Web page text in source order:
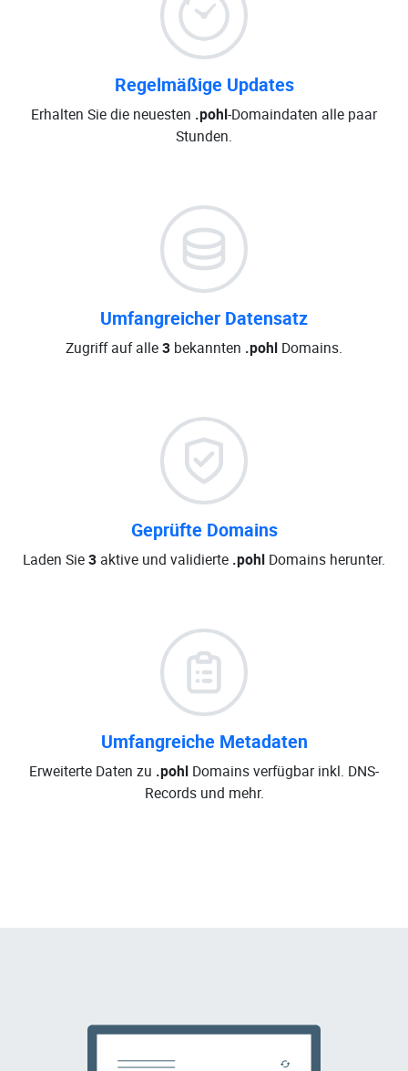
Regelmäßige Updates
Erhalten Sie die neuesten .pohl-Domaindaten alle paar
Stunden.
Umfangreicher Datensatz
Zugriff auf alle3 bekannten .pohl Domains.
Geprüfte Domains
Laden Sie3 aktive und validierte .pohl Domains herunter.
Umfangreiche Metadaten
Erweiterte Daten zu .pohl Domains verfügbar inkl. DNS-
Records und mehr.